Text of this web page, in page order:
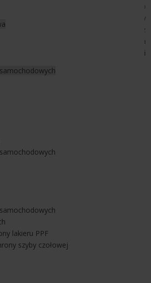
lakieru PPF
szyby czołowej
trafił do nas w celu maksymalnego
przed uszkodzeniami podczas wojaży
kamyki, ciężki teren nie będzie mu już
na każdym elemencie lakierowanym auta
bezbarwna folia ochronna marki
się świetną ochroną przed wszelkiego
dodatkowo posiada właściwości
co oznacza że rysy powstałe na jej
się pod wpływem ciepła. Zastosowany
mają też właściwości hydrofobowe, co
i czyszczenie auta będzie znacznie
łatwiejsze.
ochroną i zabezpieczeniem lakieru
szyb samochodowych
salonie z foliami na ul. Paderewskiego
przykładowe realizacje z montażu folii
na naszej stronie internetowej.